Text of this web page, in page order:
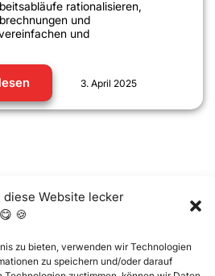
diese Website lecker
🍪
zu bieten, verwenden wir Technologien
zu speichern und/oder darauf
rationalisieren,
und
und
3. April 2025
Artikel finden